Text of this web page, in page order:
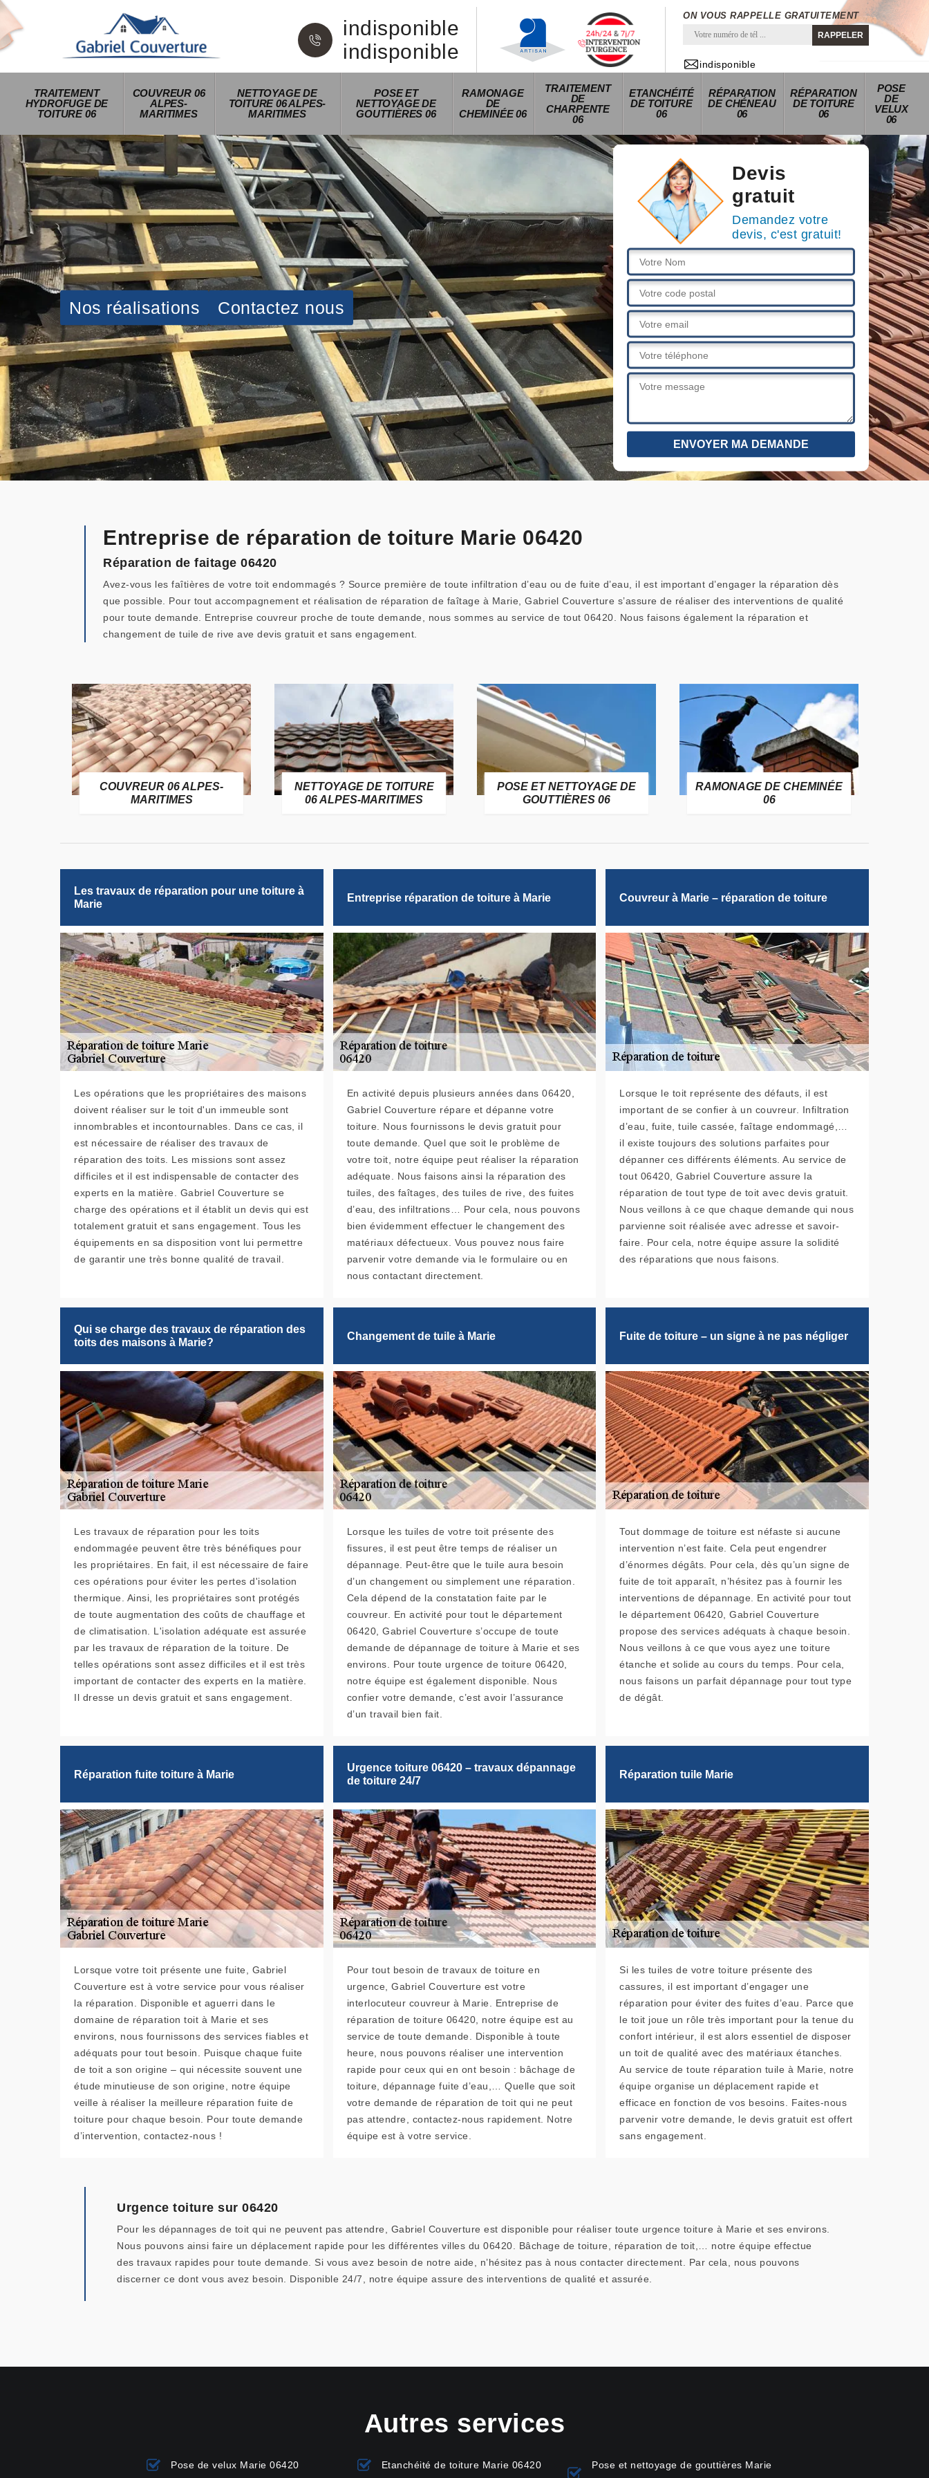
indisponible
indisponible
ON VOUS RAPPELLE GRATUITEMENT
indisponible
TRAITEMENT
HYDROFUGE DE
TOITURE 06
COUVREUR 06
ALPES-
MARITIMES
NETTOYAGE DE
TOITURE 06 ALPES-
MARITIMES
POSE ET
NETTOYAGE DE
GOUTTIÈRES 06
RAMONAGE
DE
CHEMINÉE 06
TRAITEMENT
DE
CHARPENTE
06
ETANCHÉITÉ
DE TOITURE
06
RÉPARATION
DE CHÉNEAU
06
RÉPARATION
DE TOITURE
06
POSE
DE
VELUX
06
Nos réalisations Contactez nous
Devis
gratuit
Demandez votre
devis, c'est gratuit!
Entreprise de réparation de toiture Marie 06420
Réparation de faitage 06420
Avez-vous les faîtières de votre toit endommagés ? Source première de toute infiltration d’eau ou de fuite d’eau, il est important d’engager la réparation dès
que possible. Pour tout accompagnement et réalisation de réparation de faîtage à Marie, Gabriel Couverture s’assure de réaliser des interventions de qualité
pour toute demande. Entreprise couvreur proche de toute demande, nous sommes au service de tout 06420. Nous faisons également la réparation et
changement de tuile de rive ave devis gratuit et sans engagement.
COUVREUR 06 ALPES-
MARITIMES
NETTOYAGE DE TOITURE
06 ALPES-MARITIMES
POSE ET NETTOYAGE DE
GOUTTIÈRES 06
RAMONAGE DE CHEMINÉE
06
Les travaux de réparation pour une toiture à
Marie
Les opérations que les propriétaires des maisons
doivent réaliser sur le toit d'un immeuble sont
innombrables et incontournables. Dans ce cas, il
est nécessaire de réaliser des travaux de
réparation des toits. Les missions sont assez
difficiles et il est indispensable de contacter des
experts en la matière. Gabriel Couverture se
charge des opérations et il établit un devis qui est
totalement gratuit et sans engagement. Tous les
équipements en sa disposition vont lui permettre
de garantir une très bonne qualité de travail.
Entreprise réparation de toiture à Marie
En activité depuis plusieurs années dans 06420,
Gabriel Couverture répare et dépanne votre
toiture. Nous fournissons le devis gratuit pour
toute demande. Quel que soit le problème de
votre toit, notre équipe peut réaliser la réparation
adéquate. Nous faisons ainsi la réparation des
tuiles, des faîtages, des tuiles de rive, des fuites
d’eau, des infiltrations… Pour cela, nous pouvons
bien évidemment effectuer le changement des
matériaux défectueux. Vous pouvez nous faire
parvenir votre demande via le formulaire ou en
nous contactant directement.
Couvreur à Marie – réparation de toiture
Lorsque le toit représente des défauts, il est
important de se confier à un couvreur. Infiltration
d’eau, fuite, tuile cassée, faîtage endommagé,…
il existe toujours des solutions parfaites pour
dépanner ces différents éléments. Au service de
tout 06420, Gabriel Couverture assure la
réparation de tout type de toit avec devis gratuit.
Nous veillons à ce que chaque demande qui nous
parvienne soit réalisée avec adresse et savoir-
faire. Pour cela, notre équipe assure la solidité
des réparations que nous faisons.
Qui se charge des travaux de réparation des
toits des maisons à Marie?
Les travaux de réparation pour les toits
endommagée peuvent être très bénéfiques pour
les propriétaires. En fait, il est nécessaire de faire
ces opérations pour éviter les pertes d'isolation
thermique. Ainsi, les propriétaires sont protégés
de toute augmentation des coûts de chauffage et
de climatisation. L'isolation adéquate est assurée
par les travaux de réparation de la toiture. De
telles opérations sont assez difficiles et il est très
important de contacter des experts en la matière.
Il dresse un devis gratuit et sans engagement.
Changement de tuile à Marie
Lorsque les tuiles de votre toit présente des
fissures, il est peut être temps de réaliser un
dépannage. Peut-être que le tuile aura besoin
d’un changement ou simplement une réparation.
Cela dépend de la constatation faite par le
couvreur. En activité pour tout le département
06420, Gabriel Couverture s’occupe de toute
demande de dépannage de toiture à Marie et ses
environs. Pour toute urgence de toiture 06420,
notre équipe est également disponible. Nous
confier votre demande, c’est avoir l’assurance
d’un travail bien fait.
Fuite de toiture – un signe à ne pas négliger
Tout dommage de toiture est néfaste si aucune
intervention n’est faite. Cela peut engendrer
d’énormes dégâts. Pour cela, dès qu’un signe de
fuite de toit apparaît, n’hésitez pas à fournir les
interventions de dépannage. En activité pour tout
le département 06420, Gabriel Couverture
propose des services adéquats à chaque besoin.
Nous veillons à ce que vous ayez une toiture
étanche et solide au cours du temps. Pour cela,
nous faisons un parfait dépannage pour tout type
de dégât.
Réparation fuite toiture à Marie
Lorsque votre toit présente une fuite, Gabriel
Couverture est à votre service pour vous réaliser
la réparation. Disponible et aguerri dans le
domaine de réparation toit à Marie et ses
environs, nous fournissons des services fiables et
adéquats pour tout besoin. Puisque chaque fuite
de toit a son origine – qui nécessite souvent une
étude minutieuse de son origine, notre équipe
veille à réaliser la meilleure réparation fuite de
toiture pour chaque besoin. Pour toute demande
d’intervention, contactez-nous !
Urgence toiture 06420 – travaux dépannage
de toiture 24/7
Pour tout besoin de travaux de toiture en
urgence, Gabriel Couverture est votre
interlocuteur couvreur à Marie. Entreprise de
réparation de toiture 06420, notre équipe est au
service de toute demande. Disponible à toute
heure, nous pouvons réaliser une intervention
rapide pour ceux qui en ont besoin : bâchage de
toiture, dépannage fuite d’eau,… Quelle que soit
votre demande de réparation de toit qui ne peut
pas attendre, contactez-nous rapidement. Notre
équipe est à votre service.
Réparation tuile Marie
Si les tuiles de votre toiture présente des
cassures, il est important d’engager une
réparation pour éviter des fuites d’eau. Parce que
le toit joue un rôle très important pour la tenue du
confort intérieur, il est alors essentiel de disposer
un toit de qualité avec des matériaux étanches.
Au service de toute réparation tuile à Marie, notre
équipe organise un déplacement rapide et
efficace en fonction de vos besoins. Faites-nous
parvenir votre demande, le devis gratuit est offert
sans engagement.
Urgence toiture sur 06420
Pour les dépannages de toit qui ne peuvent pas attendre, Gabriel Couverture est disponible pour réaliser toute urgence toiture à Marie et ses environs.
Nous pouvons ainsi faire un déplacement rapide pour les différentes villes du 06420. Bâchage de toiture, réparation de toit,… notre équipe effectue
des travaux rapides pour toute demande. Si vous avez besoin de notre aide, n’hésitez pas à nous contacter directement. Par cela, nous pouvons
discerner ce dont vous avez besoin. Disponible 24/7, notre équipe assure des interventions de qualité et assurée.
Autres services
Pose de velux Marie 06420 Etanchéité de toiture Marie 06420
Pose et nettoyage de gouttières Marie